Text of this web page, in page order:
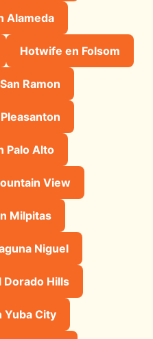
Alameda
Hotwife en Folsom
Ramon
Palo Alto
View
Milpitas
Niguel
Dorado Hills
Yuba City